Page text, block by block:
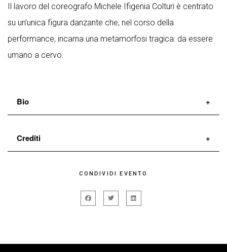
Il lavoro del coreografo Michele Ifigenia Colturi è centrato
su un’unica figura danzante che, nel corso della
performance, incarna una metamorfosi tragica: da essere
umano a cervo.
Bio
Michele Ifigenia Colturi
Kerkis Teatro Antico, dedicandosi allo studio delle
come Teatro Valdoca e Societas Raffaello Sanzio.
Crediti
ideazione e coreografiaMichele Ifigenia Colturi
musica
Tarek Bouguerra
CONDIVIDI EVENTO